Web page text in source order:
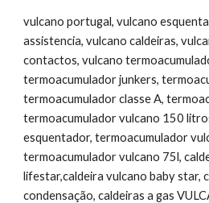
vulcano portugal, vulcano
assistencia, vulcano caldeiras,
contactos, vulcano
termoacumulador junkers,
termoacumulador classe A,
termoacumulador vulcano 150
esquentador, termoacumulador
termoacumulador vulcano 75l,
lifestar,caldeira vulcano baby star,
condensação, caldeiras a gas